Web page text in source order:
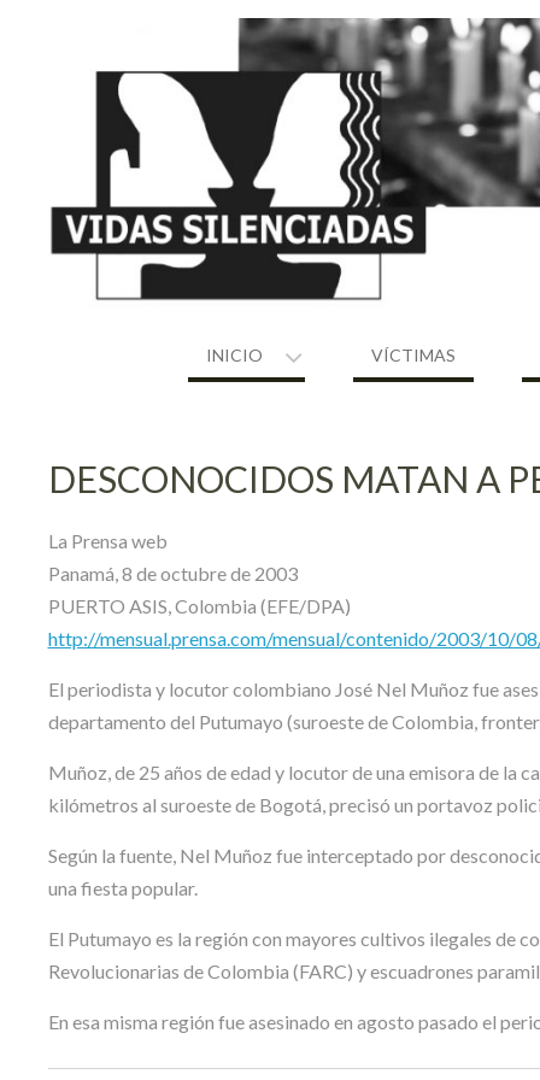
INICIO VÍCTIMAS
DESCONOCIDOS MATAN A
La Prensa web
Panamá, 8 de octubre de 2003
PUERTO ASIS, Colombia (EFE/DPA)
http://mensual.prensa.com/mensual/contenido/2003/10/
El periodista y locutor colombiano José Nel Muñoz fue
departamento del Putumayo (suroeste de Colombia,
Muñoz, de 25 años de edad y locutor de una emisora de la
kilómetros al suroeste de Bogotá, precisó un portavoz
Según la fuente, Nel Muñoz fue interceptado por
una fiesta popular.
El Putumayo es la región con mayores cultivos ilegales de
Revolucionarias de Colombia (FARC) y escuadrones
En esa misma región fue asesinado en agosto pasado el